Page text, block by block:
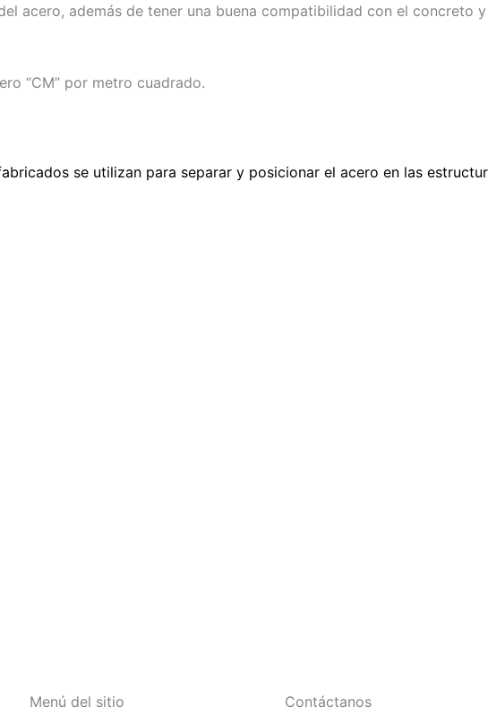
acero, además de tener una buena compatibilidad con el concreto
“CM” por metro cuadrado.
se utilizan para separar y posicionar el acero en las
Menú del sitio Contáctanos